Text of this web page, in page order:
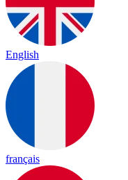
English
français